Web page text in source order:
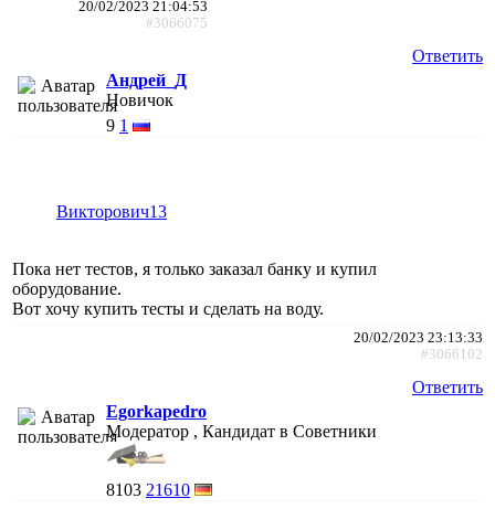
20/02/2023 21:04:53
#3066075
Ответить
Андрей_Д
Новичок
9 1
Викторович13
Пока нет тестов, я только заказал банку и купил
оборудование.
Вот хочу купить тесты и сделать на воду.
20/02/2023 23:13:33
#3066102
Ответить
Egorkapedro
Модератор , Кандидат в Советники
8103 21610